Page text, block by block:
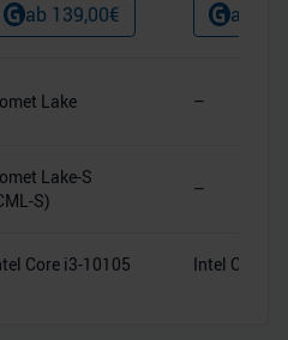
ab 139,00€ ab
Lake –
Lake-S
S)
–
Core i3-10105 Intel Core